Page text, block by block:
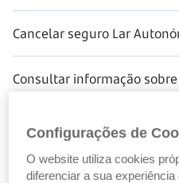
Cancelar seguro Lar
Consultar informação
Contratar
Contratar Seguro Lar
Configurações de
O website utiliza cookies
diferenciar a sua